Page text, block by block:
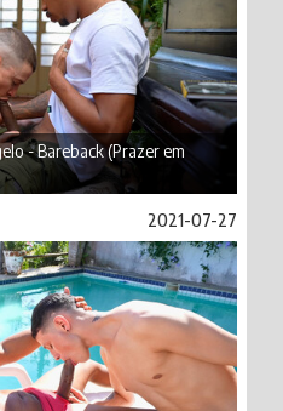
- Bareback (Prazer em
2021-07-27